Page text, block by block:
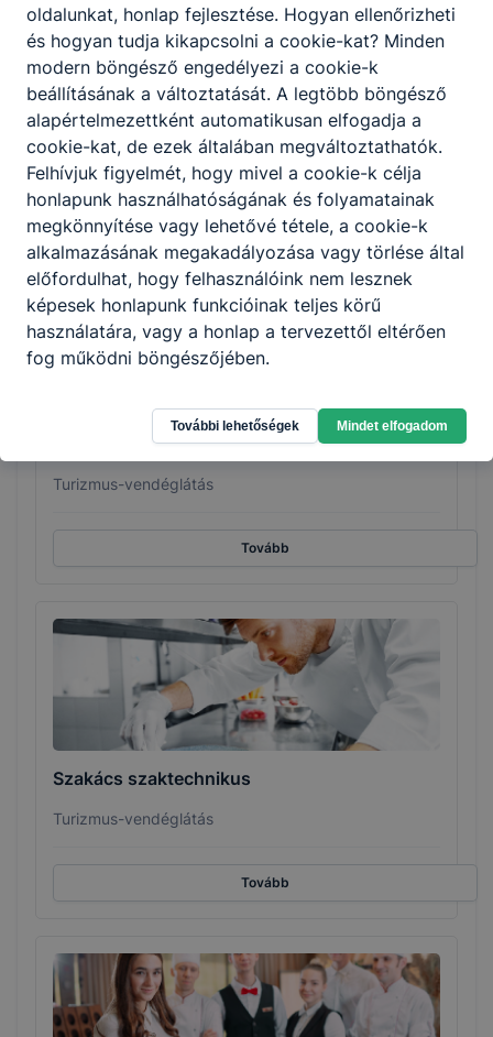
Pincér - vendégtéri szakember
Turizmus-vendéglátás
Tovább
Turizmus-vendéglátás
Tovább
Szakács szaktechnikus
Turizmus-vendéglátás
Tovább
oldalunkat, honlap fejlesztése. Hogyan ellenőrizheti
és hogyan tudja kikapcsolni a cookie-kat? Minden
modern böngésző engedélyezi a cookie-k
beállításának a változtatását. A legtöbb böngésző
alapértelmezettként automatikusan elfogadja a
cookie-kat, de ezek általában megváltoztathatók.
Felhívjuk figyelmét, hogy mivel a cookie-k célja
honlapunk használhatóságának és folyamatainak
megkönnyítése vagy lehetővé tétele, a cookie-k
alkalmazásának megakadályozása vagy törlése által
előfordulhat, hogy felhasználóink nem lesznek
képesek honlapunk funkcióinak teljes körű
használatára, vagy a honlap a tervezettől eltérően
fog működni böngészőjében.
További lehetőségek Mindet elfogadom